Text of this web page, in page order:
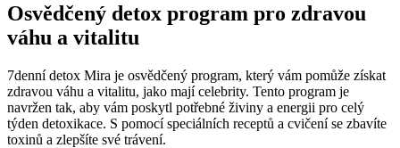
Osvědčený detox program pro zdravou
váhu a vitalitu
7denní detox Mira je osvědčený program, který vám pomůže získat
zdravou váhu a vitalitu, jako mají celebrity. Tento program je
navržen tak, aby vám poskytl potřebné živiny a energii pro celý
týden detoxikace. S pomocí speciálních receptů a cvičení se zbavíte
toxinů a zlepšíte své trávení.